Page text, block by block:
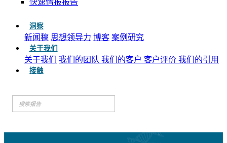
快速情报报告
洞察
新闻稿 思想领导力 博客 案例研究
关于我们
关于我们 我们的团队 我们的客户 客户评价 我们的引用
接触